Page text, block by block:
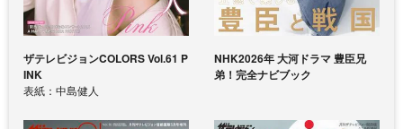
ザテレビジョンCOLORS Vol.61 P
INK
表紙：中島健人
NHK2026年 大河ドラマ 豊臣兄
弟！完全ナビブック